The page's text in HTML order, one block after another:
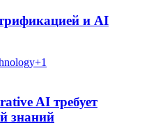
и AI
+1
AI требует
знаний